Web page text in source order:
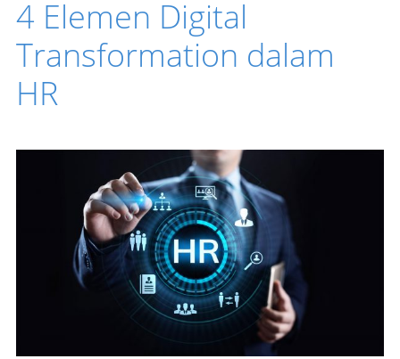
4 Elemen Digital
Transformation dalam
HR